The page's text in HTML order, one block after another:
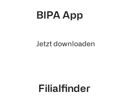
BIPA App
Jetzt downloaden
Filialfinder